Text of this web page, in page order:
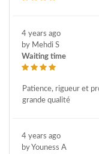
4 years ago
by Mehdi S
Waiting time
Patience, rigueur et
grande qualité
4 years ago
by Youness A